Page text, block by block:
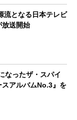
流となる日本テレビ
放送開始
なったザ・スパイ
アルバムNo.3』を